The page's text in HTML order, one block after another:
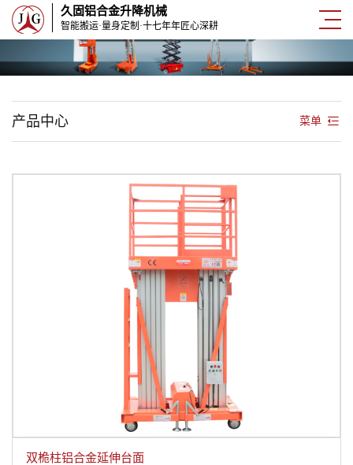
久固铝合金升降机械
智能搬运·量身定制·十七年年匠心深耕
菜单
产品中心
双桅柱铝合金延伸台面